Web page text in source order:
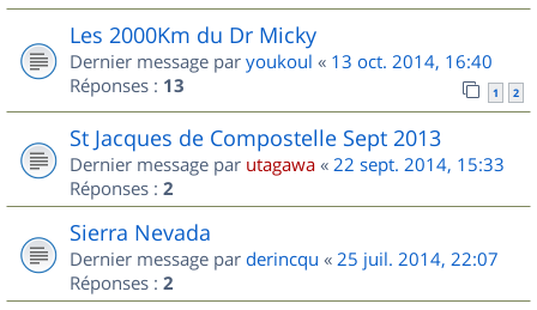
Les 2000Km du Dr Micky
Dernier message par youkoul « 13 oct. 2014, 16:40
Réponses : 13 1 2
St Jacques de Compostelle Sept 2013
Dernier message par utagawa « 22 sept. 2014, 15:33
Réponses : 2
Sierra Nevada
Dernier message par derincqu « 25 juil. 2014, 22:07
Réponses : 2